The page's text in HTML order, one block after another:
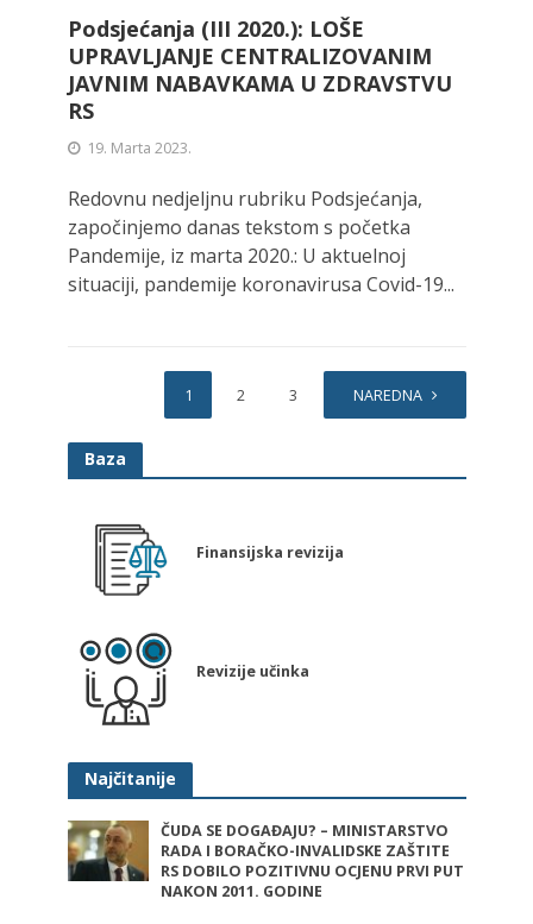
Podsjećanja (III 2020.): LOŠE
UPRAVLJANJE CENTRALIZOVANIM
JAVNIM NABAVKAMA U ZDRAVSTVU
RS
19. Marta 2023.
Redovnu nedjeljnu rubriku Podsjećanja,
započinjemo danas tekstom s početka
Pandemije, iz marta 2020.: U aktuelnoj
situaciji, pandemije koronavirusa Covid-19...
1 2 3 NAREDNA
Baza
Finansijska revizija
Revizije učinka
Najčitanije
ČUDA SE DOGAĐAJU? – MINISTARSTVO
RADA I BORAČKO-INVALIDSKE ZAŠTITE
RS DOBILO POZITIVNU OCJENU PRVI PUT
NAKON 2011. GODINE